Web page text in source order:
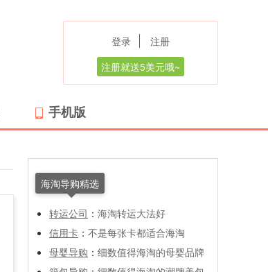
登录
注册
注册就送5美元哦~
手机版
海淘导购精选
转运公司 ： 海淘转运大法好
信用卡 ： 不是每张卡都适合海淘
母婴导购 ： 细数值得海淘的母婴品牌